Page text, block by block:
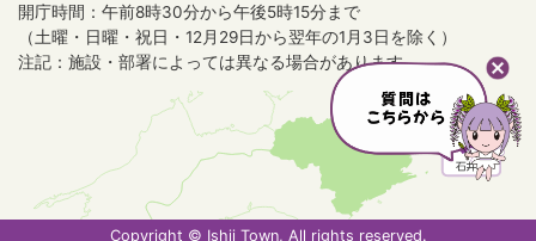
開庁時間：午前8時30分から午後5時15分まで
（土曜・日曜・祝日・12月29日から翌年の1月3日を除く）
注記：施設・部署によっては異なる場合があります。
Copyright © Ishii Town, All rights reserved.